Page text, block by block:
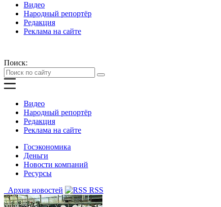
Видео
Народный репортёр
Редакция
Реклама на сайте
Поиск:
Видео
Народный репортёр
Редакция
Реклама на сайте
Госэкономика
Деньги
Новости компаний
Ресурсы
Архив новостей
RSS